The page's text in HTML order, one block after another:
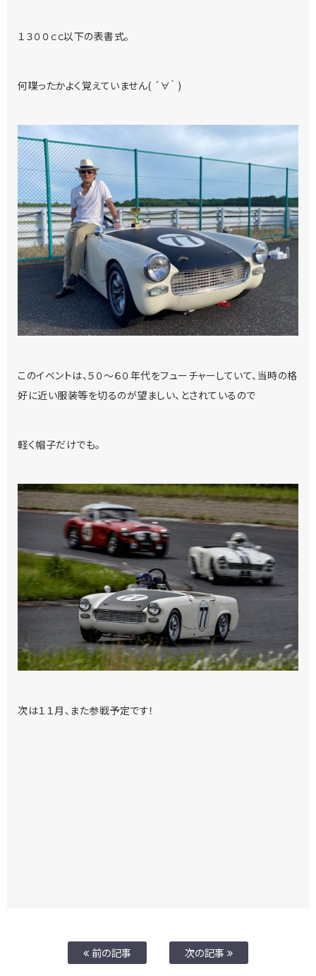
１３００ｃｃ以下の表書式。
何喋ったかよく覚えていません( ´∀｀ )
このイベントは、５０～６０年代をフューチャーしていて、当時の格
好に近い服装等を切るのが望ましい、とされているので
軽く帽子だけでも。
次は１１月、また参戦予定です！
前の記事 次の記事